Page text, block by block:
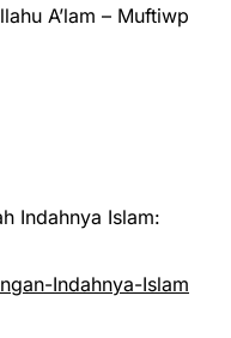
A’lam – Muftiwp
Indahnya Islam:
Indahnya-Islam